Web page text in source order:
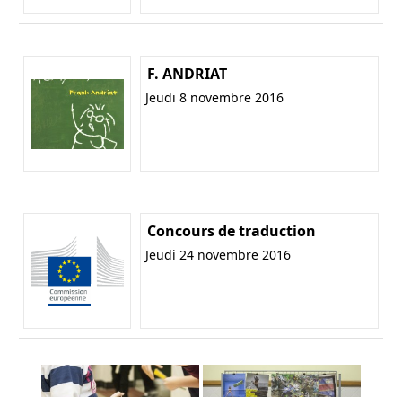
F. ANDRIAT
Jeudi 8 novembre 2016
Concours de traduction
Jeudi 24 novembre 2016